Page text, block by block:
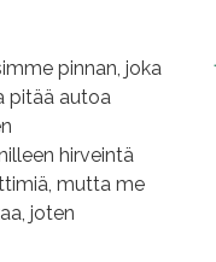
pinnan, joka
pitää autoa
hirveintä
mutta me
joten